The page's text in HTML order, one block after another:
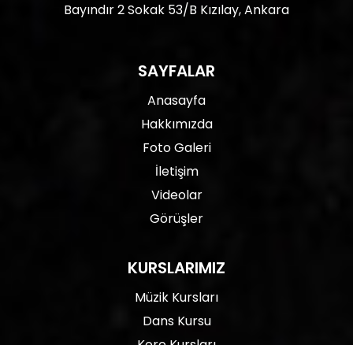
Bayındır 2 Sokak 53/B Kızılay, Ankara
SAYFALAR
Anasayfa
Hakkımızda
Foto Galeri
İletişim
Videolar
Görüşler
KURSLARIMIZ
Müzik Kursları
Dans Kursu